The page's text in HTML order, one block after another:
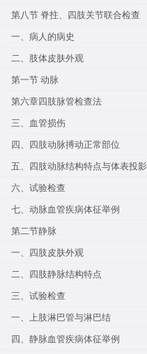
第八节 脊拄、四肢关节联合检查
一、病人的病史
二、肢体皮肤外观
第一节 动脉
第六章四肢脉管检查法
三、血管损伤
四、四肢动脉搏动正常部位
五、四肢动脉结构特点与体表投影
六、试验检查
七、动脉血管疾病体征举例
第二节静脉
一、四肢皮肤外观
二、四肢静脉结构特点
三、试验检查
一、上肢淋巴管与淋巴结
四、静脉血管疾病体征举例